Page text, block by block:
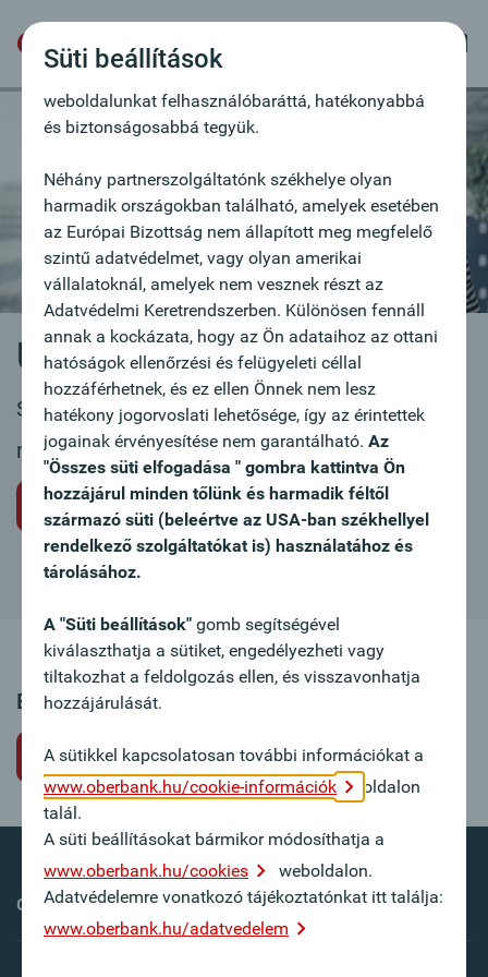
Új állásajánlat
Szívesen vesszük lelkes, elkötelezett
munkatársak jelentkezését.
Álláspályázat nem meghirdetett állásra
Ez az állásajánlat sajnos már nem elérhető.
Vissza
Süti beállítások
szövegfájlok, melyek lehetővé teszik a felhasználó
felismerését. Annak érdekében használjuk a sütiket,
hogy ajánlatainkat az Ön igényeihez igazítsuk,
weboldalunkat felhasználóbaráttá, hatékonyabbá
és biztonságosabbá tegyük.
Néhány partnerszolgáltatónk székhelye olyan
harmadik országokban található, amelyek esetében
az Európai Bizottság nem állapított meg megfelelő
szintű adatvédelmet, vagy olyan amerikai
vállalatoknál, amelyek nem vesznek részt az
Adatvédelmi Keretrendszerben. Különösen fennáll
annak a kockázata, hogy az Ön adataihoz az ottani
hatóságok ellenőrzési és felügyeleti céllal
hozzáférhetnek, és ez ellen Önnek nem lesz
hatékony jogorvoslati lehetősége, így az érintettek
jogainak érvényesítése nem garantálható. Az
"Összes süti elfogadása " gombra kattintva Ön
hozzájárul minden tőlünk és harmadik féltől
származó süti (beleértve az USA-ban székhellyel
rendelkező szolgáltatókat is) használatához és
tárolásához.
A "Süti beállítások" gomb segítségével
kiválaszthatja a sütiket, engedélyezheti vagy
tiltakozhat a feldolgozás ellen, és visszavonhatja
hozzájárulását.
A sütikkel kapcsolatosan további információkat a
www.oberbank.hu/cookie-információk
oldalon
talál.
A süti beállításokat bármikor módosíthatja a
www.oberbank.hu/cookies
weboldalon.
Adatvédelemre vonatkozó tájékoztatónkat itt találja:
www.oberbank.hu/adatvedelem
Oberbank külföldön